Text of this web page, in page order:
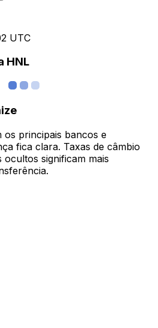
UTC
HNL
principais bancos e
fica clara. Taxas de câmbio
ocultos significam mais